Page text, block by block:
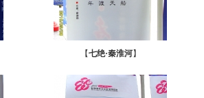
【七绝·秦淮河】